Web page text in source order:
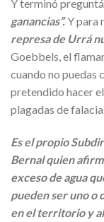
Y terminó
ganancias”.Y para
represa de Urrá
Goebbels, el
cuando no puedas
pretendido hacer
plagadas de
Es el propio
Bernal quien
exceso de agua
pueden ser uno o
en el territorio y